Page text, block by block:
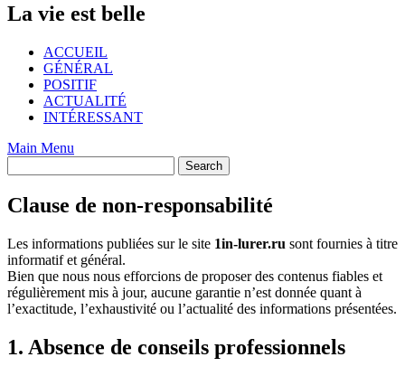
La vie est belle
ACCUEIL
GÉNÉRAL
POSITIF
ACTUALITÉ
INTÉRESSANT
Main Menu
Clause de non-responsabilité
Les informations publiées sur le site 1in-lurer.ru sont fournies à titre
informatif et général.
Bien que nous nous efforcions de proposer des contenus fiables et
régulièrement mis à jour, aucune garantie n’est donnée quant à
l’exactitude, l’exhaustivité ou l’actualité des informations présentées.
1. Absence de conseils professionnels